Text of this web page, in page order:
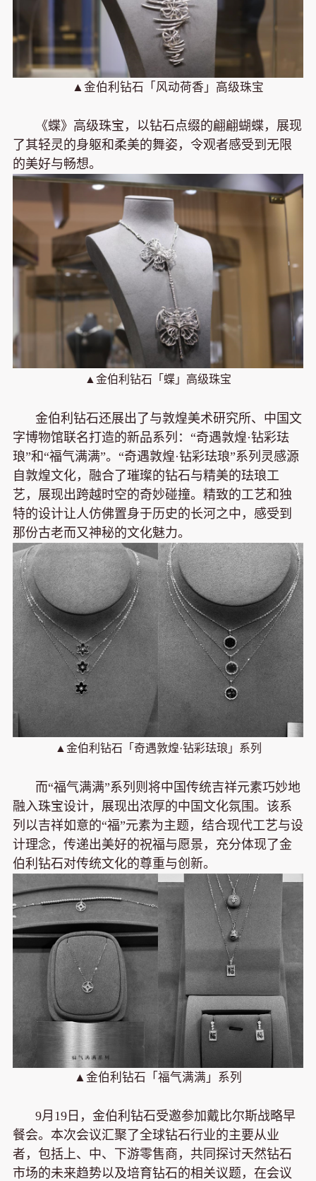
▲金伯利钻石「风动荷香」高级珠宝
《蝶》高级珠宝，以钻石点缀的翩翩蝴蝶，展现
了其轻灵的身躯和柔美的舞姿，令观者感受到无限
的美好与畅想。
▲金伯利钻石「蝶」高级珠宝
金伯利钻石还展出了与敦煌美术研究所、中国文
字博物馆联名打造的新品系列：“奇遇敦煌·钻彩珐
琅”和“福气满满”。“奇遇敦煌·钻彩珐琅”系列灵感源
自敦煌文化，融合了璀璨的钻石与精美的珐琅工
艺，展现出跨越时空的奇妙碰撞。精致的工艺和独
特的设计让人仿佛置身于历史的长河之中，感受到
那份古老而又神秘的文化魅力。
▲金伯利钻石「奇遇敦煌·钻彩珐琅」系列
而“福气满满”系列则将中国传统吉祥元素巧妙地
融入珠宝设计，展现出浓厚的中国文化氛围。该系
列以吉祥如意的“福”元素为主题，结合现代工艺与设
计理念，传递出美好的祝福与愿景，充分体现了金
伯利钻石对传统文化的尊重与创新。
▲金伯利钻石「福气满满」系列
9月19日，金伯利钻石受邀参加戴比尔斯战略早
餐会。本次会议汇聚了全球钻石行业的主要从业
者，包括上、中、下游零售商，共同探讨天然钻石
市场的未来趋势以及培育钻石的相关议题，在会议